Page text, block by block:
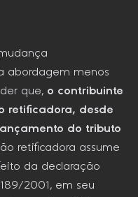
abordagem menos
que, o contribuinte
retificadora, desde
do tributo
retificadora assume
da declaração
2001, em seu